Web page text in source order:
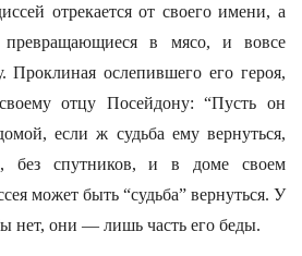
отрекается от своего имени, а
превращающиеся в мясо, и вовсе
Проклиная ослепившего его героя,
отцу Посейдону: “Пусть он
если ж судьба ему вернуться,
без спутников, и в доме своем
может быть “судьба” вернуться. У
нет, они — лишь часть его беды.